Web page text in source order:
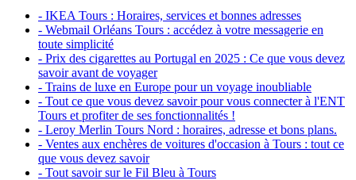
- IKEA Tours : Horaires, services et bonnes adresses
- Webmail Orléans Tours : accédez à votre messagerie en
toute simplicité
- Prix des cigarettes au Portugal en 2025 : Ce que vous devez
savoir avant de voyager
- Trains de luxe en Europe pour un voyage inoubliable
- Tout ce que vous devez savoir pour vous connecter à l'ENT
Tours et profiter de ses fonctionnalités !
- Leroy Merlin Tours Nord : horaires, adresse et bons plans.
- Ventes aux enchères de voitures d'occasion à Tours : tout ce
que vous devez savoir
- Tout savoir sur le Fil Bleu à Tours